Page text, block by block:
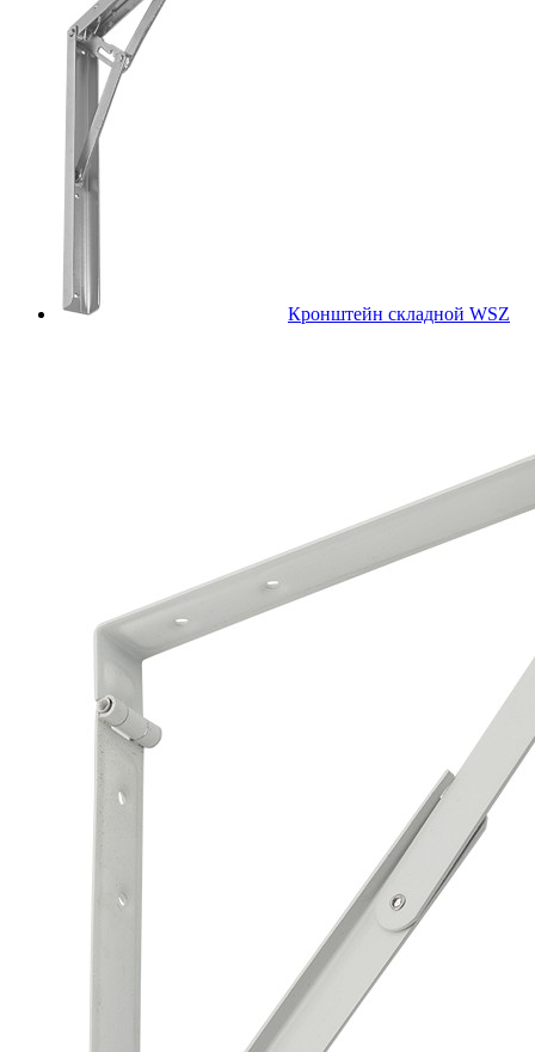
Кронштейн складной WSZ